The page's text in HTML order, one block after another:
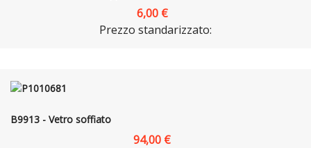
6,00 €
Prezzo standarizzato:
B9913 - Vetro soffiato
94,00 €